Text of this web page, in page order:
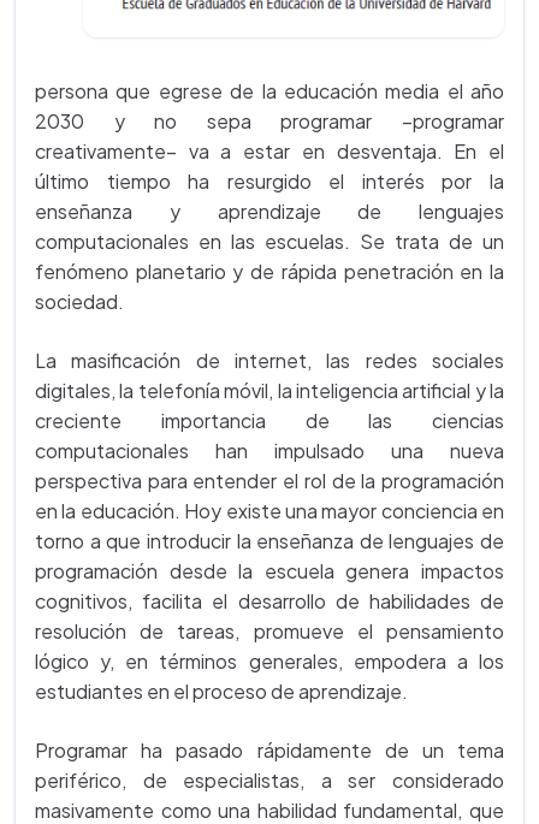
persona que egrese de la educación media el año
2030 y no sepa programar –programar
creativamente– va a estar en desventaja. En el
último tiempo ha resurgido el interés por la
enseñanza y aprendizaje de lenguajes
computacionales en las escuelas. Se trata de un
fenómeno planetario y de rápida penetración en la
sociedad.
La masificación de internet, las redes sociales
digitales, la telefonía móvil, la inteligencia artificial y la
creciente importancia de las ciencias
computacionales han impulsado una nueva
perspectiva para entender el rol de la programación
en la educación. Hoy existe una mayor conciencia en
torno a que introducir la enseñanza de lenguajes de
programación desde la escuela genera impactos
cognitivos, facilita el desarrollo de habilidades de
resolución de tareas, promueve el pensamiento
lógico y, en términos generales, empodera a los
estudiantes en el proceso de aprendizaje.
Programar ha pasado rápidamente de un tema
periférico, de especialistas, a ser considerado
masivamente como una habilidad fundamental, que